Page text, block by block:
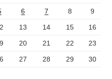
6 7 8 9
13 14 15 16
20 21 22 23
27 28 29 30